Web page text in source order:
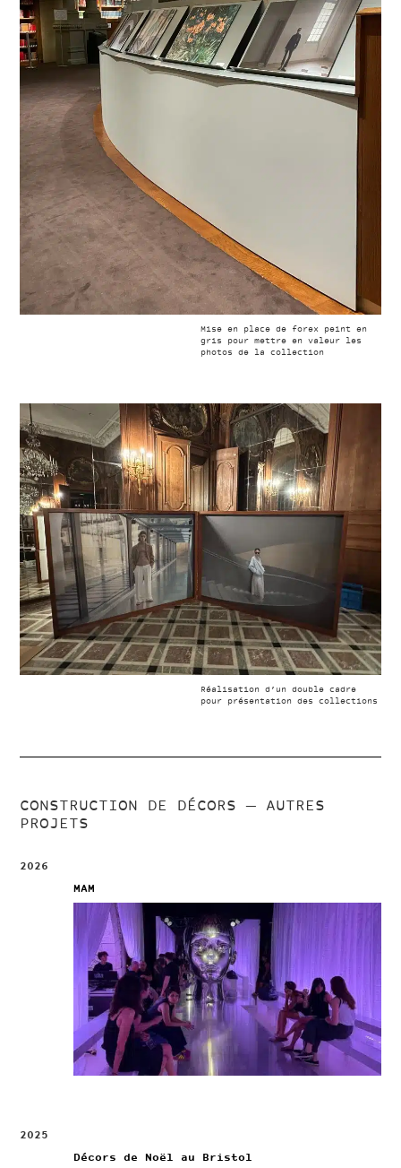
Mise en place de forex peint en
gris pour mettre en valeur les
photos de la collection
Réalisation d’un double cadre
pour présentation des collections
CONSTRUCTION DE DÉCORS— AUTRES
PROJETS
2026
MAM
2025
Décors de Noël au Bristol